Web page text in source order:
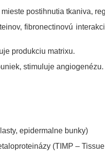
postihnutia tkaniva,
fibronectinovú
produkciu matrixu.
stimuluje angiogenézu.
epidermalne bunky)
(TIMP –